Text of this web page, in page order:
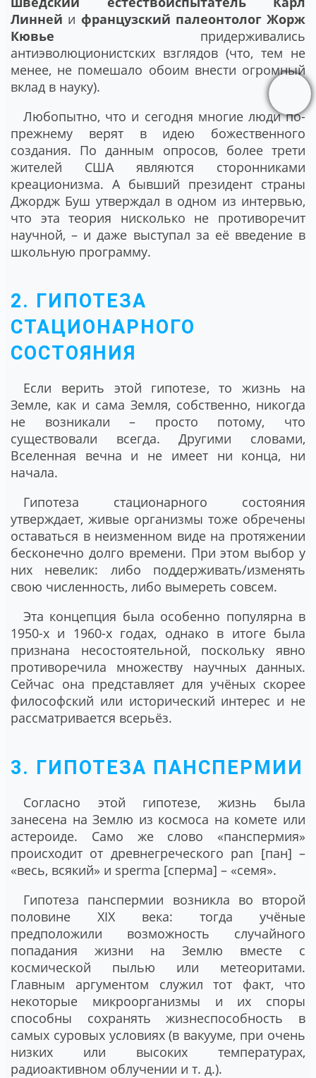
Линней и французский палеонтолог Жорж
Кювье придерживались
антиэволюционистских взглядов (что, тем не
менее, не помешало обоим внести огромный
вклад в науку).
Любопытно, что и сегодня многие люди по-
прежнему верят в идею божественного
создания. По данным опросов, более трети
жителей США являются сторонниками
креационизма. А бывший президент страны
Джордж Буш утверждал в одном из интервью,
что эта теория нисколько не противоречит
научной, – и даже выступал за её введение в
школьную программу.
2. ГИПОТЕЗА
СТАЦИОНАРНОГО
СОСТОЯНИЯ
Если верить этой гипотезе, то жизнь на
Земле, как и сама Земля, собственно, никогда
не возникали – просто потому, что
существовали всегда. Другими словами,
Вселенная вечна и не имеет ни конца, ни
начала.
Гипотеза стационарного состояния
утверждает, живые организмы тоже обречены
оставаться в неизменном виде на протяжении
бесконечно долго времени. При этом выбор у
них невелик: либо поддерживать/изменять
свою численность, либо вымереть совсем.
Эта концепция была особенно популярна в
1950-х и 1960-х годах, однако в итоге была
признана несостоятельной, поскольку явно
противоречила множеству научных данных.
Сейчас она представляет для учёных скорее
философский или исторический интерес и не
рассматривается всерьёз.
3. ГИПОТЕЗА ПАНСПЕРМИИ
Согласно этой гипотезе, жизнь была
занесена на Землю из космоса на комете или
астероиде. Само же слово «панспермия»
происходит от древнегреческого pan [пан] –
«весь, всякий» и sperma [сперма] – «семя».
Гипотеза панспермии возникла во второй
половине XIX века: тогда учёные
предположили возможность случайного
попадания жизни на Землю вместе с
космической пылью или метеоритами.
Главным аргументом служил тот факт, что
некоторые микроорганизмы и их споры
способны сохранять жизнеспособность в
самых суровых условиях (в вакууме, при очень
низких или высоких температурах,
радиоактивном облучении и т. д.).